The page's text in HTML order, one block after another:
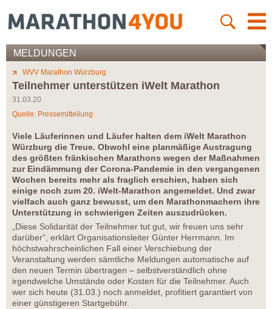
MELDUNGEN
WVV Marathon Würzburg
Teilnehmer unterstützen iWelt Marathon
31.03.20
Quelle: Pressemitteilung
Viele Läuferinnen und Läufer halten dem iWelt Marathon
Würzburg die Treue. Obwohl eine planmäßige Austragung
des größten fränkischen Marathons wegen der Maßnahmen
zur Eindämmung der Corona-Pandemie in den vergangenen
Wochen bereits mehr als fraglich erschien, haben sich
einige noch zum 20. iWelt-Marathon angemeldet. Und zwar
vielfach auch ganz bewusst, um den Marathonmachern ihre
Unterstützung in schwierigen Zeiten auszudrücken.
„Diese Solidarität der Teilnehmer tut gut, wir freuen uns sehr
darüber“, erklärt Organisationsleiter Günter Herrmann. Im
höchstwahrscheinlichen Fall einer Verschiebung der
Veranstaltung werden sämtliche Meldungen automatische auf
den neuen Termin übertragen – selbstverständlich ohne
irgendwelche Umstände oder Kosten für die Teilnehmer. Auch
wer sich heute (31.03.) noch anmeldet, profitiert garantiert von
einer günstigeren Startgebühr.